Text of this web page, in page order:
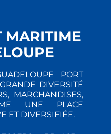
MARITIME
PORT
DIVERSITÉ
MARCHANDISES,
UNE PLACE
ET DIVERSIFIÉE.